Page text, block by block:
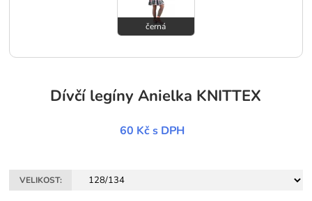
černá
Dívčí legíny Anielka KNITTEX
60 Kč s DPH
VELIKOST: